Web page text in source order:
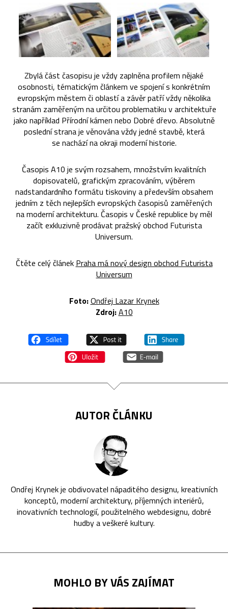
Zbylá část časopisu je vždy zaplněna profilem nějaké
osobnosti, tématickým článkem ve spojení s konkrétním
evropským městem či oblastí a závěr patří vždy několika
stranám zaměřeným na určitou problematiku v architektuře
jako například Přírodní kámen nebo Dobré dřevo. Absolutně
poslední strana je věnována vždy jedné stavbě, která
se nachází na okraji moderní historie.
Časopis A10 je svým rozsahem, množstvím kvalitních
dopisovatelů, grafickým zpracováním, výběrem
nadstandardního formátu tiskoviny a především obsahem
jedním z těch nejlepších evropských časopisů zaměřených
na moderní architekturu. Časopis v České republice by měl
začít exkluzivně prodávat pražský obchod Futurista
Universum.
Čtěte celý článek Praha má nový design obchod Futurista
Universum
Foto:Ondřej Lazar Krynek
Zdroj:A10
AUTOR ČLÁNKU
Ondřej Krynek je obdivovatel nápaditého designu, kreativních
konceptů, moderní architektury, příjemných interiérů,
inovativních technologií, použitelného webdesignu, dobré
hudby a veškeré kultury.
MOHLO BY VÁS ZAJÍMAT